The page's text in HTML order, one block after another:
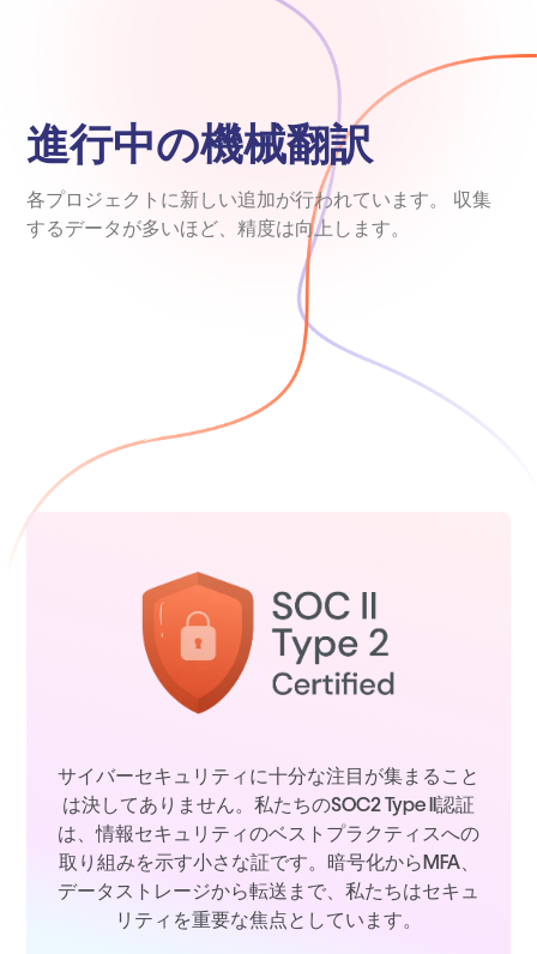
進行中の機械翻訳
各プロジェクトに新しい追加が行われています。 収集
するデータが多いほど、精度は向上します。
サイバーセキュリティに十分な注目が集まること
は決してありません。私たちのSOC2 Type II認証
は、情報セキュリティのベストプラクティスへの
取り組みを示す小さな証です。暗号化からMFA、
データストレージから転送まで、私たちはセキュ
リティを重要な焦点としています。